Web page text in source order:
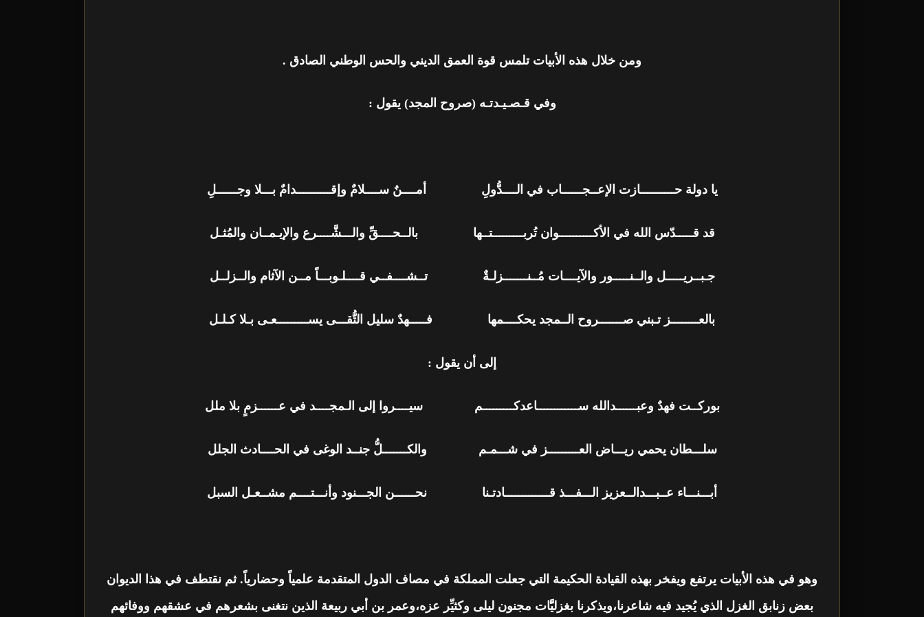
ومن خلال هذه الأبيات تلمس قوة العمق الديني والحس الوطني الصادق .
وفي قـصـيـدتـه (صروح المجد) يقول :
يا دولة حــــــــــازت الإعــجــــــاب في الــــدُّولِ أمــــنٌ ســــلامٌ وإقــــــــــدامٌ بـــلا وجــــــلِ
قد قـــــدّس الله في الأكــــــــــوان تُربـــــــــتــها بالــحــــقِّ والـــشَّــــرع والإيـمــان والمُثـل
جـبــريـــــل والــنـــــور والآيــــات مُــنـــــــزلـةٌ تــشــــفــي قــــلـوبـــاً مــن الآثام والــزلــل
بالعــــــــز تـبني صـــــــروح الــمجد يحكــــمها فـــــهدٌ سليل التُّقـــى يســـــــــعـى بـلا كـلـل
إلى أن يقول :
بوركــت فهدٌ وعبــــــدالله ســــــــــــاعدكـــــــــم سيــــروا إلى الـمجــــد في عــــــزمٍ بلا ملل
سلـــطان يحمي ريـــاض العـــــــــز في شـــمـم والكـــــــلُّ جنــد الوغى في الحــــادث الجلل
أبـــنـــاء عــبـــدالــعزيز الـــفـــذ قـــــــــــــادتـنا نحــــــن الجـــنود وأنـــتــــم مشــعـل السبل
وهو في هذه الأبيات يرتفع ويفخر بهذه القيادة الحكيمة التي جعلت المملكة في مصاف الدول المتقدمة علمياً وحضارياً. ثم نقتطف في هذا الديوان
بعض زنابق الغزل الذي يُجيد فيه شاعرنا،ويذكرنا بغزليَّات مجنون ليلى وكثيِّر عزه،وعمر بن أبي ربيعة الذين نتغنى بشعرهم في عشقهم ووفائهم